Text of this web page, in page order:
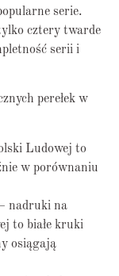
serie.
cztery twarde
serii i
perełek w
Ludowej to
w porównaniu
nadruki na
to białe kruki
osiągają